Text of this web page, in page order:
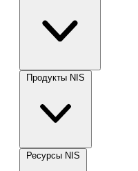
Продукты NIS
Ресурсы NIS